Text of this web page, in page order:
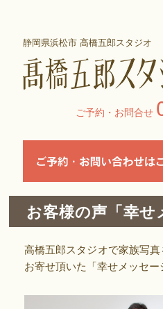
静岡県浜松市 高橋五郎スタジオ
ご予約・お問合せ
お客様の声「幸せ
高橋五郎スタジオで家族写
お寄せ頂いた「幸せメッセー